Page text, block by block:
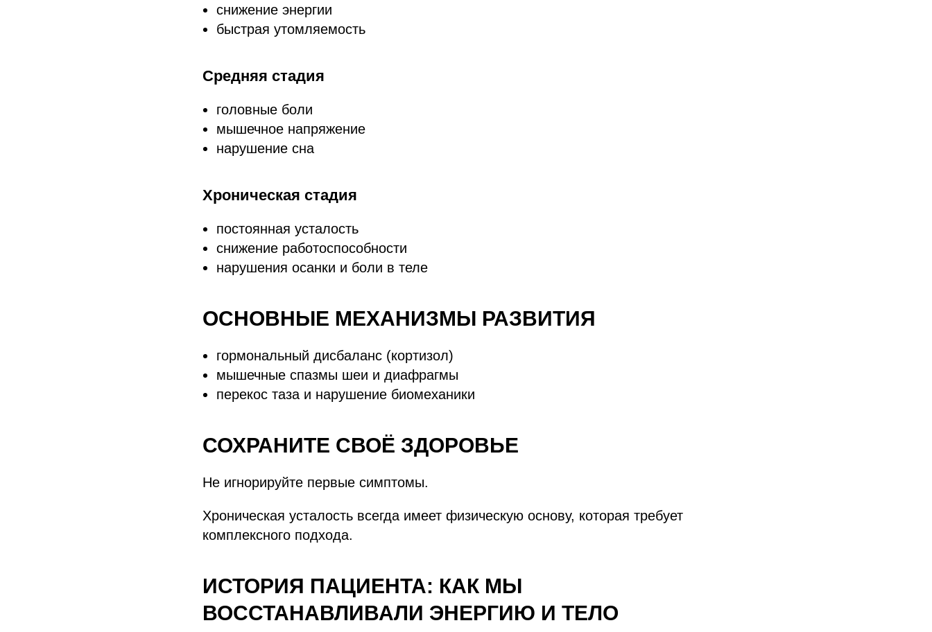
снижение энергии
быстрая утомляемость
Средняя стадия
головные боли
мышечное напряжение
нарушение сна
Хроническая стадия
постоянная усталость
снижение работоспособности
нарушения осанки и боли в теле
ОСНОВНЫЕ МЕХАНИЗМЫ РАЗВИТИЯ
гормональный дисбаланс (кортизол)
мышечные спазмы шеи и диафрагмы
перекос таза и нарушение биомеханики
СОХРАНИТЕ СВОЁ ЗДОРОВЬЕ
Не игнорируйте первые симптомы.
Хроническая усталость всегда имеет физическую основу, которая требует
комплексного подхода.
ИСТОРИЯ ПАЦИЕНТА: КАК МЫ
ВОССТАНАВЛИВАЛИ ЭНЕРГИЮ И ТЕЛО